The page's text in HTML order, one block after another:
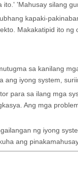
'Mahusay silang
kapaki-
Makakatipid ito
sa kanilang
iyong system,
para sa ilang mga
Ang mga
ng iyong
ang